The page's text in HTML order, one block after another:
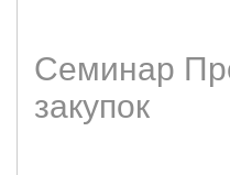
Семинар
закупок